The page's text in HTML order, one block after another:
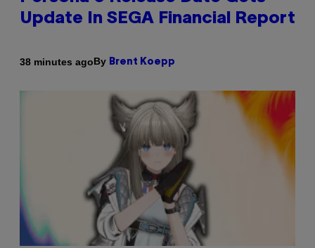
Update In SEGA Financial Report
38 minutes agoBy Brent Koepp